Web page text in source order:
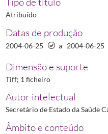
Atribuído
Datas de produção
2004-06-25 a 2004-06-25
Dimensão e suporte
Tiff; 1 ficheiro
Autor intelectual
Secretário de Estado da Saúde
Âmbito e conteúdo